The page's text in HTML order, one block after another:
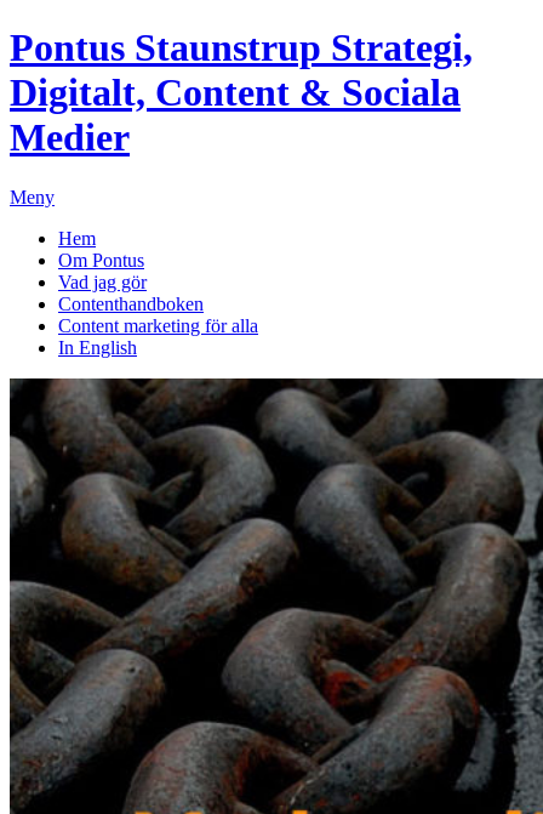
Pontus Staunstrup Strategi,
Digitalt, Content & Sociala
Medier
Meny
Hem
Om Pontus
Vad jag gör
Contenthandboken
Content marketing för alla
In English